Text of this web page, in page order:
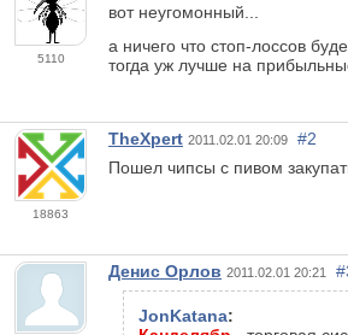
5110
вот неугомонный...
а ничего что стоп-лоссов
тогда уж лучше на
18863
TheXpert 2011.02.01 20:09
#2
Пошел чипсы с пивом
Денис Орлов 2011.02.01 20:21
JonKatana: